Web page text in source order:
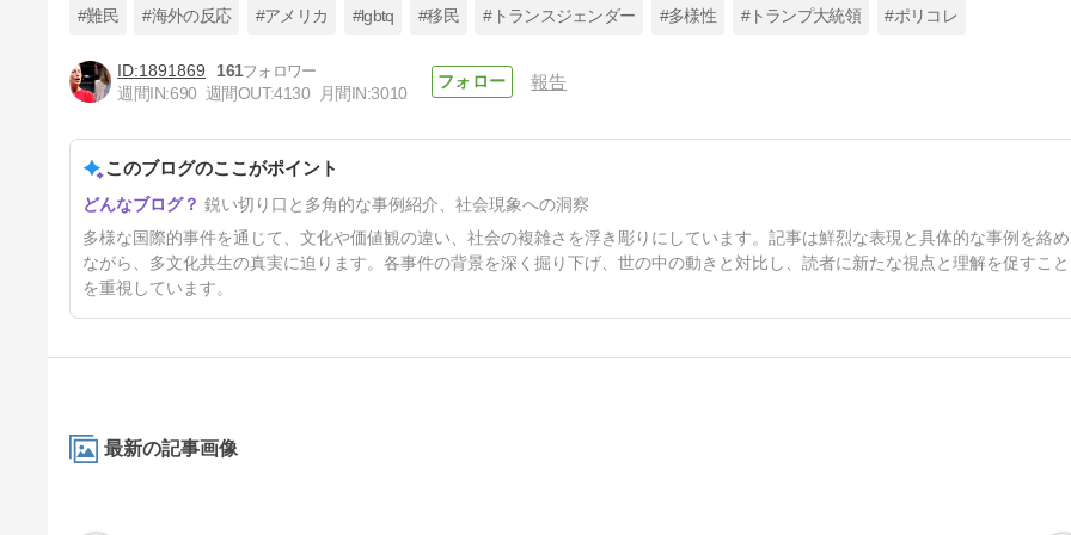
気」だった？USAID」崩壊後、
ラップ音楽の売上急落…35年
ぶりの異常事態[海外の反応]
4日前
#難民 #海外の反応 #アメリカ #lgbtq #移民 #トランスジェンダー #多様性 #トランプ大統領 #ポリコレ
1891869
161
週間IN:690 週間OUT:4130 月間IN:3010
報告
このブログのここがポイント
鋭い切り口と多角的な事例紹介、社会現象への洞察
多様な国際的事件を通じて、文化や価値観の違い、社会の複雑さを浮き彫りにしています。記事は鮮烈な表現と具体的な事例を絡め
ながら、多文化共生の真実に迫ります。各事件の背景を深く掘り下げ、世の中の動きと対比し、読者に新たな視点と理解を促すこと
を重視しています。
最新の記事画像